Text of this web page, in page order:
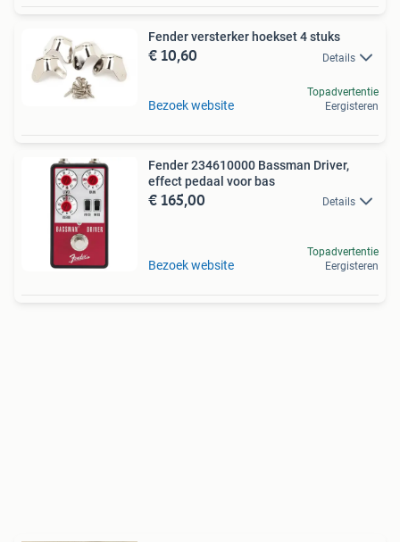
Fender versterker hoekset 4 stuks
€ 10,60 Details
Bezoek website
Topadvertentie
Eergisteren
Fender 234610000 Bassman Driver,
effect pedaal voor bas
€ 165,00 Details
Bezoek website
Topadvertentie
Eergisteren